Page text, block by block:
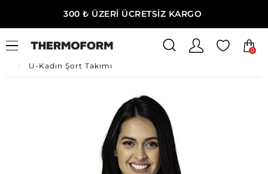
300 ₺ ÜZERİ ÜCRETSİZ KARGO
0
Ana Sayfa
U-Kadın Ev Giyim
U-Kadın Şort Takımı